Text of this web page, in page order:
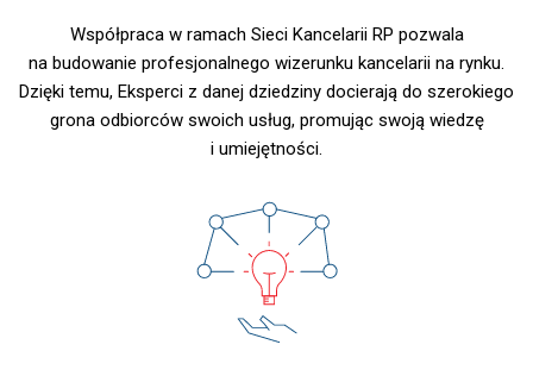
Współpraca w ramach Sieci Kancelarii RP pozwala
na budowanie profesjonalnego wizerunku kancelarii na rynku.
Dzięki temu, Eksperci z danej dziedziny docierają do szerokiego
grona odbiorców swoich usług, promując swoją wiedzę
i umiejętności.